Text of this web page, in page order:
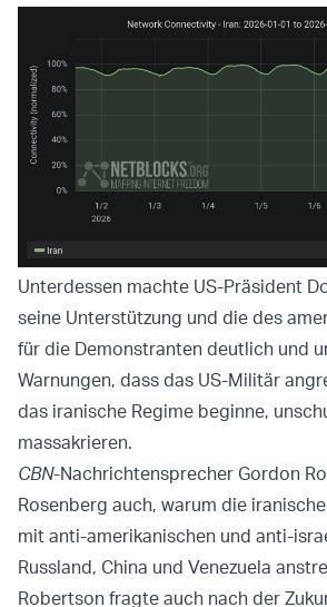
Unterdessen machte US-Präsident
seine Unterstützung und die des
für die Demonstranten deutlich und
Warnungen, dass das US-Militär
das iranische Regime beginne,
massakrieren.
CBN-Nachrichtensprecher Gordon
Rosenberg auch, warum die
mit anti-amerikanischen und anti-
Russland, China und Venezuela
Robertson fragte auch nach der